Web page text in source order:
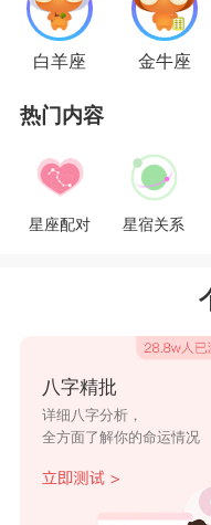
第八名：巨蟹座
巨蟹座
的层面，作为男朋
绝对不会去限制女
为丈夫，他们也不
第七名：白羊座
白羊座
男生只
人，但是他们懂得
样无理取闹。他们
和某个异性太过亲
白羊座 金牛座
热门内容
星座配对 星宿关系
八字精批
详细八字分析，
全方面了解你的命运情况